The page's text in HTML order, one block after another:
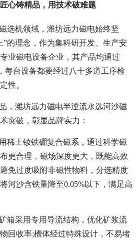
心铸精品，用技术破难题
选机领域，潍坊远力磁电始终坚
”的理念，作为集科研开发、生产安
业磁电设备企业，其产品均通过
每台设备都要经过八十多道工序检
性。
，潍坊远力磁电半逆流水选河沙磁
突破，彰显品牌实力：
稀土钕铁硼复合磁系，通过科学磁
更合理，磁场深度更大，既能高效
免过度吸附非磁性物料，分选精度
河沙含铁量降至0.05%以下，满足高
箱采用专用导流结构，优化矿浆流
回收率;槽体经过特殊设计，不易堵